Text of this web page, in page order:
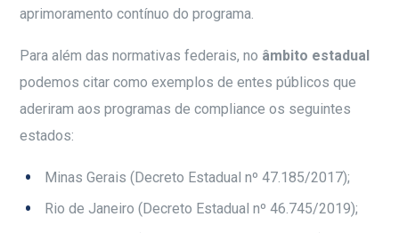
aprimoramento contínuo do programa.
Para além das normativas federais, no âmbito estadual
podemos citar como exemplos de entes públicos que
aderiram aos programas de compliance os seguintes
estados:
Minas Gerais (Decreto Estadual nº 47.185/2017);
Rio de Janeiro (Decreto Estadual nº 46.745/2019);